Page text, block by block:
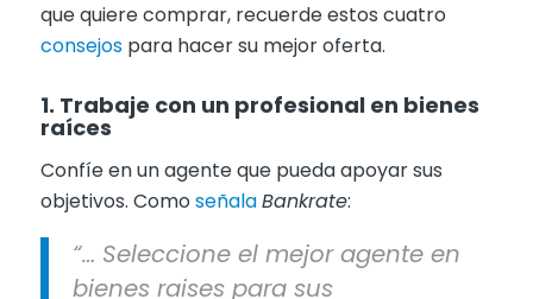
que quiere comprar, recuerde estos cuatro
consejospara hacer su mejor oferta.
1. Trabaje con un profesional en bienes
raíces
Confíe en un agente que pueda apoyar sus
objetivos. Como señalaBankrate:
“… Seleccione el mejor agente en
bienes raises para sus